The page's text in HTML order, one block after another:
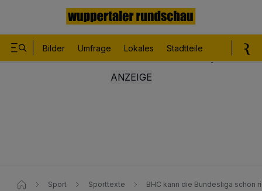
Bilder Umfrage Lokales Stadtteile
Sport Sporttexte BHC kann die Bundesliga schon